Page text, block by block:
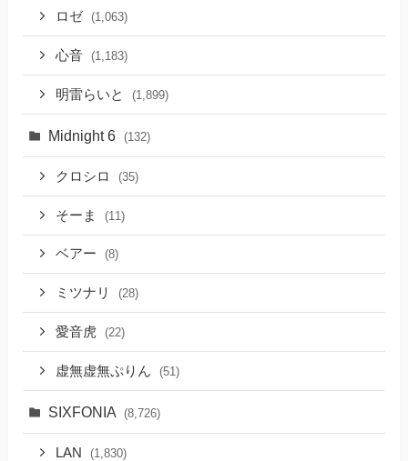
ロゼ (1,063)
心音 (1,183)
明雷らいと (1,899)
Midnight 6 (132)
クロシロ (35)
そーま (11)
ベアー (8)
ミツナリ (28)
愛音虎 (22)
虚無虚無ぷりん (51)
SIXFONIA (8,726)
LAN (1,830)